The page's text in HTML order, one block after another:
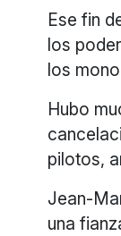
Ese fin
los
los
Hubo
pilotos,
Jean-
una